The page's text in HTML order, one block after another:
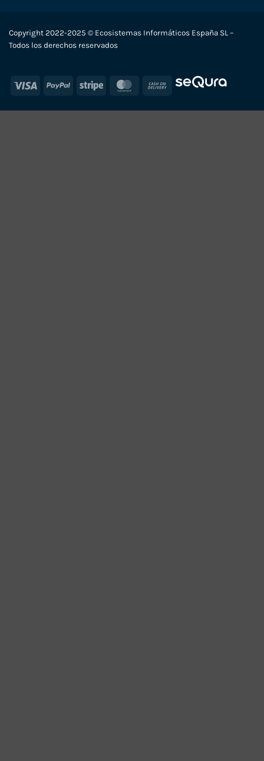
Copyright 2022-2025 © Ecosistemas Informáticos España SL –
Todos los derechos reservados
Visa PayPal Stripe MasterCard
Cash